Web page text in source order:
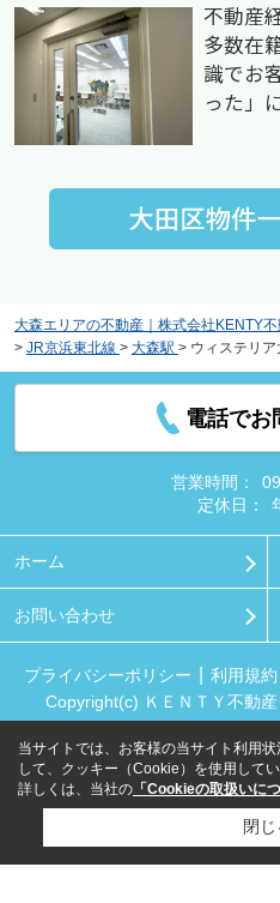
不動産
多数在
識でお
った」
大森エリアの不動産｜株式会社KENTY
> JR京浜東北線 > 大森駅 > ウィステリア
電話でお
営業時間：
定休日：
ホーム
お問い合わせ
プライバシーポリシー 利用規約
Copyright(c) ＫＥＮＴＹ不動
当サイトでは、お客様の当サイト利用
して、クッキー（Cookie）を使用してい
詳しくは、当社の 「Cookieの取扱いに
閉じ